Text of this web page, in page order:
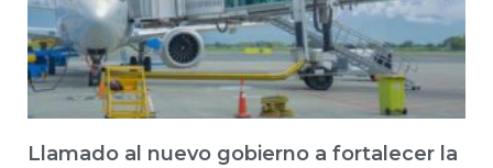
Llamado al nuevo gobierno a fortalecer la